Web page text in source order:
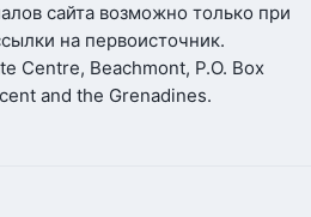
сайта возможно только при
на первоисточник.
Centre, Beachmont, P.O. Box
and the Grenadines.